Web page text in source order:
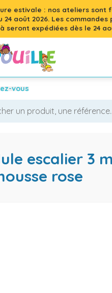
estivale : nos ateliers sont
24 août 2026. Les commandes
seront expédiées dès le 24
vous
rose